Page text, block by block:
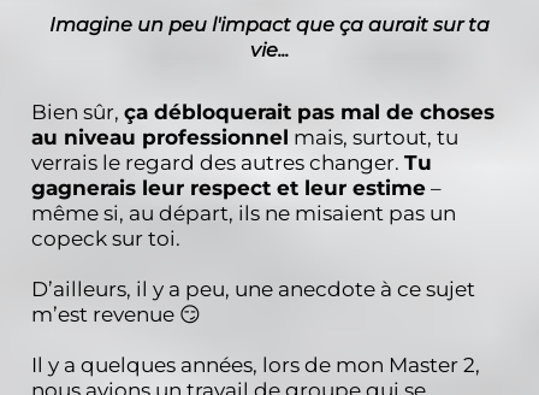
Imagine un peu l'impact que ça aurait sur ta
vie...
Bien sûr, ça débloquerait pas mal de choses
au niveau professionnel mais, surtout, tu
verrais le regard des autres changer. Tu
gagnerais leur respect et leur estime –
même si, au départ, ils ne misaient pas un
copeck sur toi.
D’ailleurs, il y a peu, une anecdote à ce sujet
m’est revenue 😏
Il y a quelques années, lors de mon Master 2,
nous avions un travail de groupe qui se